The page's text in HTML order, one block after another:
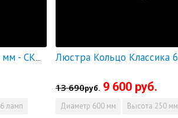
Люстра Кольцо Классика 500 мм - СКИДКА!!!
6 ламп
13 690руб. 9 600 руб.
Диаметр 600 мм Высота 250 мм